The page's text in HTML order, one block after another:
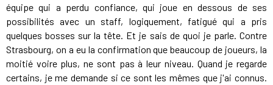
équipe qui a perdu confiance, qui joue en dessous de ses
possibilités avec un staff, logiquement, fatigué qui a pris
quelques bosses sur la tête. Et je sais de quoi je parle. Contre
Strasbourg, on a eu la confirmation que beaucoup de joueurs, la
moitié voire plus, ne sont pas à leur niveau. Quand je regarde
certains, je me demande si ce sont les mêmes que j'ai connus.